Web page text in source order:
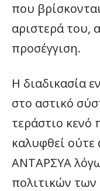
που
αριστερά του,
προσέγγιση.
Η διαδικασία
στο αστικό
τεράστιο κενό
καλυφθεί
ΑΝΤΑΡΣΥΑ
πολιτικών